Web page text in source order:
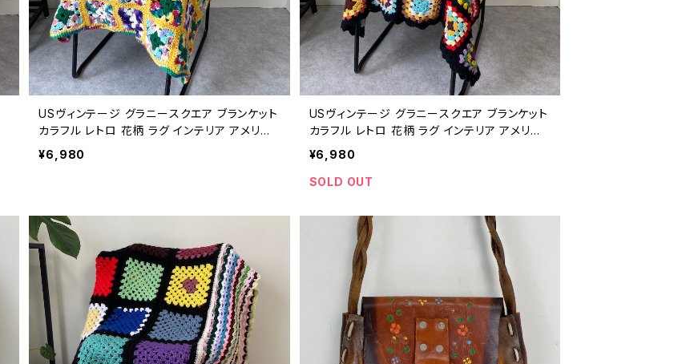
USヴィンテージ グラニースクエア ブランケット
カラフル レトロ 花柄 ラグ インテリア アメリカ
ビンテージ ハンドメイド マルチカバー かぎ針
編み ニット 26041012
¥6,980
USヴィンテージ グラニースクエア ブランケット
カラフル レトロ 花柄 ラグ インテリア アメリカ
ビンテージ ハンドメイド マルチカバー かぎ針
編み ニット 26041011
¥6,980
SOLD OUT